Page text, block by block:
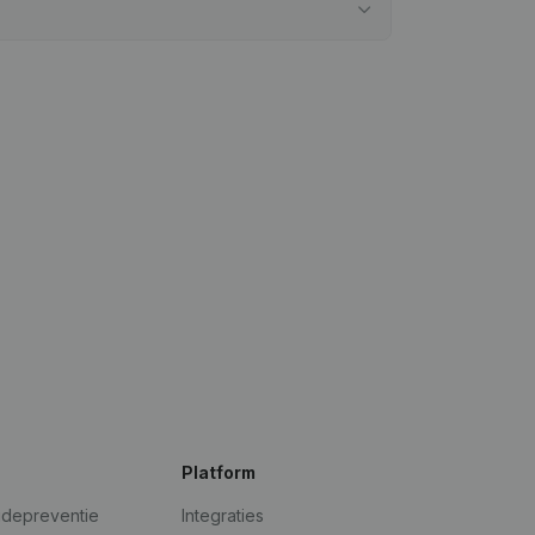
Platform
Integraties